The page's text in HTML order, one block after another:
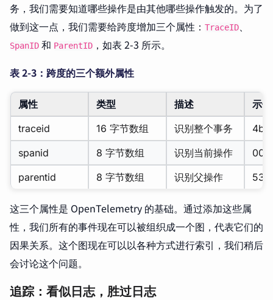
务，我们需要知道哪些操作是由其他哪些操作触发的。为了
做到这一点，我们需要给跨度增加三个属性： TraceID、
SpanID 和 ParentID ，如表 2-3 所示。
表 2-3：跨度的三个额外属性
属性 类型 描述
示例
traceid
16 字节数组 识别整个事务
spanid
8 字节数组 识别当前操作
parentid
8 字节数组 识别父操作
这三个属性是 OpenTelemetry 的基础。通过添加这些属
性，我们所有的事件现在可以被组织成一个图，代表它们的
因果关系。这个图现在可以以各种方式进行索引，我们稍后
会讨论这个问题。
追踪：看似日志，胜过日志